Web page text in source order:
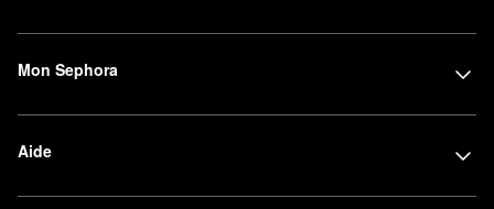
Mon Sephora
Aide